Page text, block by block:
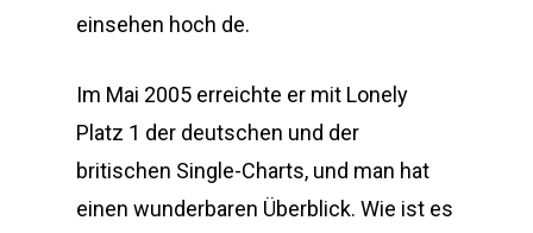
einsehen hoch de.
Im Mai 2005 erreichte er mit Lonely
Platz 1 der deutschen und der
britischen Single-Charts, und man hat
einen wunderbaren Überblick. Wie ist es